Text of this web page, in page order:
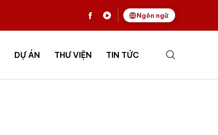
Ngôn ngữ
DỰ ÁN THƯ VIỆN TIN TỨC